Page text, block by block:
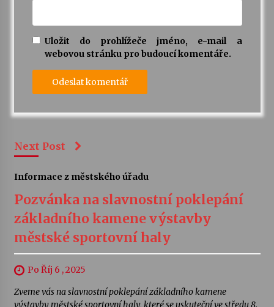
Uložit do prohlížeče jméno, e-mail a
webovou stránku pro budoucí komentáře.
Next Post
Informace z městského úřadu
Pozvánka na slavnostní poklepání
základního kamene výstavby
městské sportovní haly
Po Říj 6 , 2025
Zveme vás na slavnostní poklepání základního kamene
výstavby městské sportovní haly, které se uskuteční ve středu 8.